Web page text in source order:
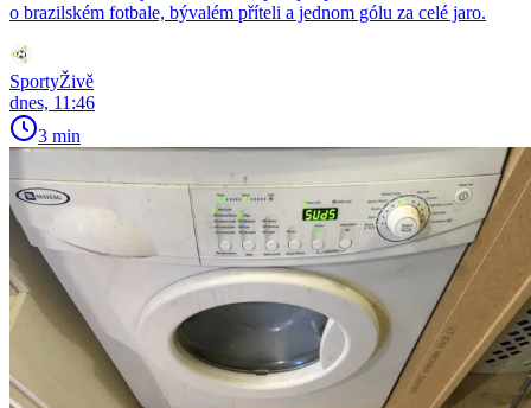
o brazilském fotbale, bývalém příteli a jednom gólu za celé jaro.
SportyŽivě
dnes, 11:46
3 min